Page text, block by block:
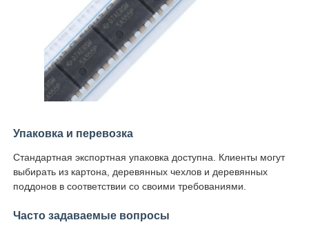
Упаковка и перевозка
Стандартная экспортная упаковка доступна. Клиенты могут
выбирать из картона, деревянных чехлов и деревянных
поддонов в соответствии со своими требованиями.
Часто задаваемые вопросы